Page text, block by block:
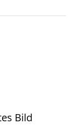
Bild